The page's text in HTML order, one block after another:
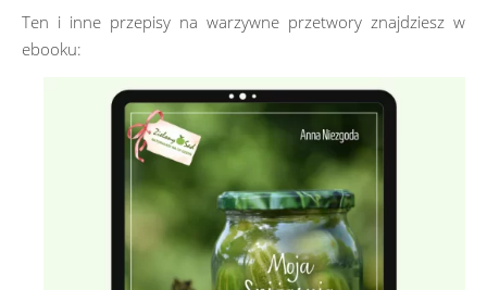
Ten i inne przepisy na warzywne przetwory znajdziesz w
ebooku: